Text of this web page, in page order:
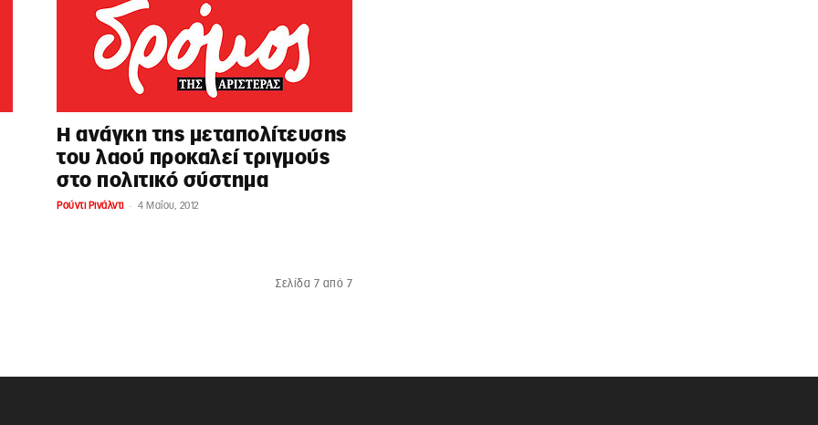
Η ανάγκη της μεταπολίτευσης
του λαού προκαλεί τριγμούς
στο πολιτικό σύστημα
Ρούντι Ρινάλντι - 4 Μαΐου, 2012
Σελίδα 7 από 7